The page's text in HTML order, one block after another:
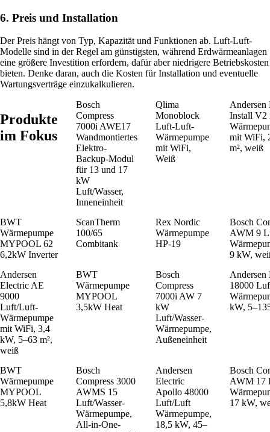
6. Preis und Installation
Der Preis hängt von Typ, Kapazität und Funktionen ab. Luft-Luft-
Modelle sind in der Regel am günstigsten, während Erdwärmeanlagen
eine größere Investition erfordern, dafür aber niedrigere Betriebskosten
bieten. Denke daran, auch die Kosten für Installation und eventuelle
Wartungsverträge einzukalkulieren.
Produkte
im Fokus
Bosch
Compress
7000i AWE17
Wandmontiertes
Elektro-
Backup-Modul
für 13 und 17
kW
Luft/Wasser,
Inneneinheit
Qlima
Monoblock
Luft-Luft-
Wärmepumpe
mit WiFi,
Weiß
Install V2
mit WiFi,
m², weiß
BWT
Wärmepumpe
MYPOOL 62
6,2kW Inverter
ScanTherm
100/65
Combitank
Rex Nordic
Wärmepumpe
HP-19
Bosch
AWM 9
9 kW,
Andersen
Electric AE
9000
Luft/Luft-
Wärmepumpe
mit WiFi, 3,4
kW, 5–63 m²,
weiß
BWT
Wärmepumpe
MYPOOL
3,5kW Heat
Bosch
Compress
7000i AW 7
kW
Luft/Wasser-
Wärmepumpe,
Außeneinheit
18000
kW,
BWT
Wärmepumpe
MYPOOL
5,8kW Heat
Bosch
Compress 3000
AWMS 15
Luft/Wasser-
Wärmepumpe,
All-in-One-
Andersen
Electric
Apollo 48000
Luft/Luft
Wärmepumpe,
18,5 kW, 45–
Bosch
AWM 17
17 kW,